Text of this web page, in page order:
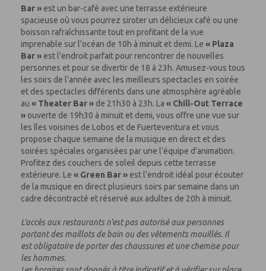
Bar » est un bar-café avec une terrasse extérieure
spacieuse où vous pourrez siroter un délicieux café ou une
boisson rafraîchissante tout en profitant de la vue
imprenable sur l'océan de 10h à minuit et demi. Le « Plaza
Bar » est l’endroit parfait pour rencontrer de nouvelles
personnes et pour se divertir de 18 à 23h. Amusez-vous tous
les soirs de l'année avec les meilleurs spectacles en soirée
et des spectacles différents dans une atmosphère agréable
au « Theater Bar » de 21h30 à 23h. La « Chill-Out Terrace
» ouverte de 19h30 à minuit et demi, vous offre une vue sur
les îles voisines de Lobos et de Fuerteventura et vous
propose chaque semaine de la musique en direct et des
soirées spéciales organisées par une l’équipe d'animation.
Profitez des couchers de soleil depuis cette terrasse
extérieure. Le « Green Bar » est l’endroit idéal pour écouter
de la musique en direct plusieurs soirs par semaine dans un
cadre décontracté et réservé aux adultes de 20h à minuit.
L'accès aux restaurants n'est pas autorisé aux personnes
portant des maillots de bain ou des vêtements mouillés. Il
est obligatoire de porter des chaussures et une chemise pour
les hommes.